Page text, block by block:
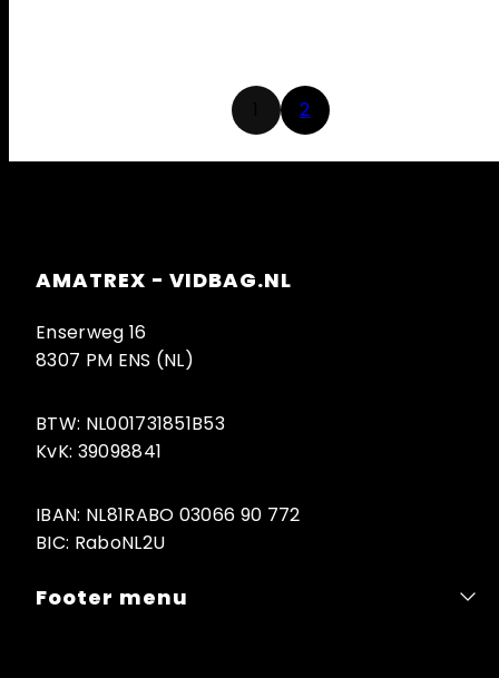
2
AMATREX - VIDBAG.NL
Enserweg 16
8307 PM ENS (NL)
BTW: NL001731851B53
KvK: 39098841
IBAN: NL81RABO 03066 90 772
BIC: RaboNL2U
Footer menu